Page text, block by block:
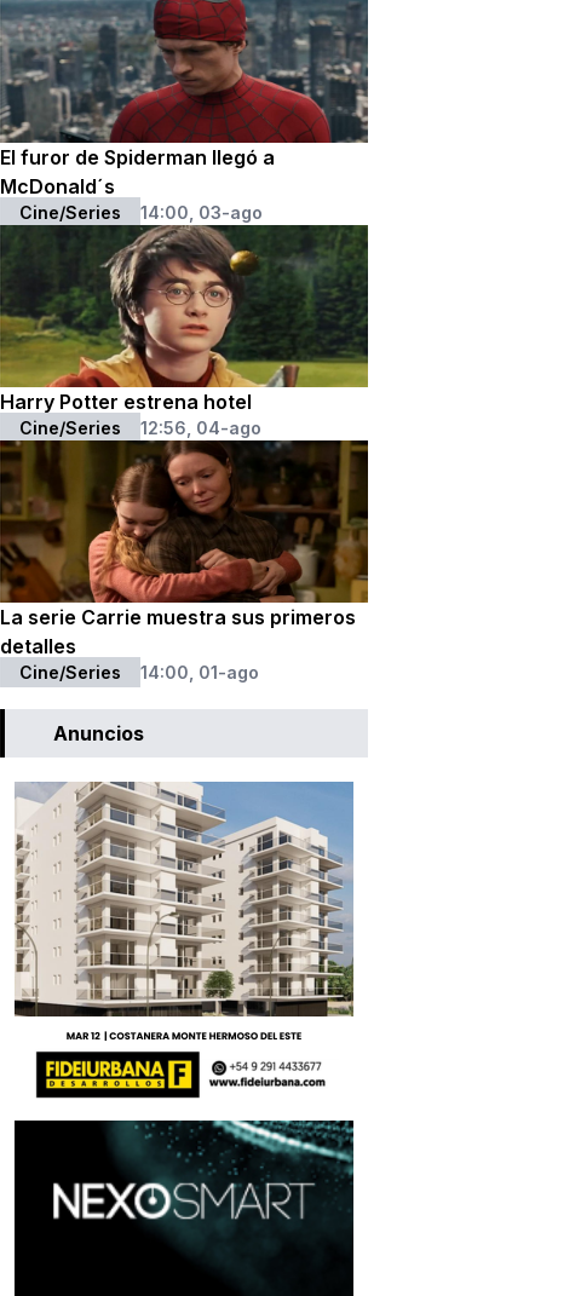
El furor de Spiderman llegó a
McDonald´s
Cine/Series 14:00, 03-ago
Harry Potter estrena hotel
Cine/Series 12:56, 04-ago
La serie Carrie muestra sus primeros
detalles
Cine/Series 14:00, 01-ago
Anuncios